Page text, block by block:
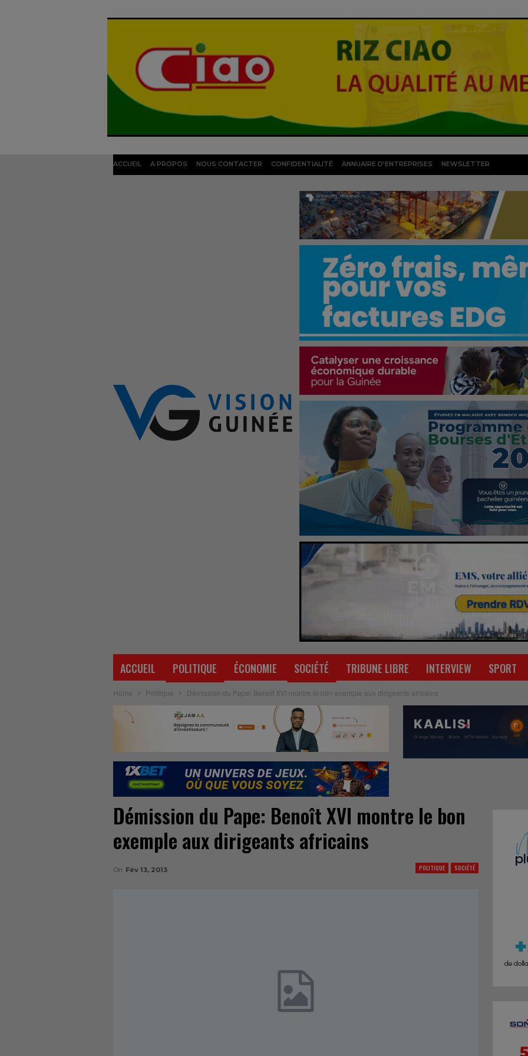
ACCUEIL A PROPOS NOUS CONTACTER CONFIDENTIALITÉ ANNUAIRE D’ENTREPRISES NEWSLETTER
ACCUEIL POLITIQUE ÉCONOMIE SOCIÉTÉ TRIBUNE LIBRE INTERVIEW SPORT
Home Politique Démission du Pape: Benoît XVI montre le bon exemple aux dirigeants africains
Démission du Pape: Benoît XVI montre le bon
exemple aux dirigeants africains
POLITIQUE SOCIÉTÉ
On Fév 13, 2013